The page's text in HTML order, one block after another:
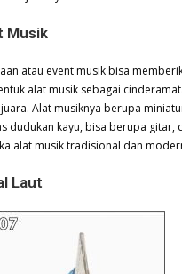
Musik
atau event musik bisa
alat musik sebagai
Alat musiknya berupa
dudukan kayu, bisa berupa gitar,
alat musik tradisional dan
Laut